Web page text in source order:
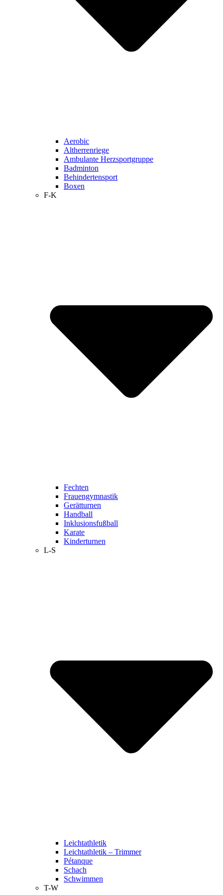
Aerobic
Altherrenriege
Ambulante Herzsportgruppe
Badminton
Behindertensport
Boxen
F-K
Fechten
Frauengymnastik
Gerätturnen
Handball
Inklusionsfußball
Karate
Kinderturnen
L-S
Leichtathletik
Leichtathletik – Trimmer
Pétanque
Schach
Schwimmen
T-W